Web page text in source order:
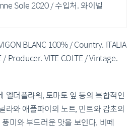
Sole 2020 / 수입처. 와이넬
BLANC 100% / Country. ITALIA
Producer. VITE COLTE / Vintage.
엘더플라워, 토마토 잎 등의 복합적인
라와 애플파이의 노트, 민트와 감초의
미와 부드러운 맛을 보인다. 비떼